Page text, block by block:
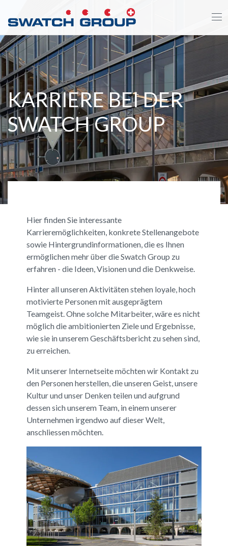
zum
KARRIERE BEI DER
SWATCH GROUP
Hier finden Sie interessante
Karrieremöglichkeiten, konkrete Stellenangebote
sowie Hintergrundinformationen, die es Ihnen
ermöglichen mehr über die Swatch Group zu
erfahren - die Ideen, Visionen und die Denkweise.
Hinter all unseren Aktivitäten stehen loyale, hoch
motivierte Personen mit ausgeprägtem
Teamgeist. Ohne solche Mitarbeiter, wäre es nicht
möglich die ambitionierten Ziele und Ergebnisse,
wie sie in unserem Geschäftsbericht zu sehen sind,
zu erreichen.
Mit unserer Internetseite möchten wir Kontakt zu
den Personen herstellen, die unseren Geist, unsere
Kultur und unser Denken teilen und aufgrund
dessen sich unserem Team, in einem unserer
Unternehmen irgendwo auf dieser Welt,
anschliessen möchten.